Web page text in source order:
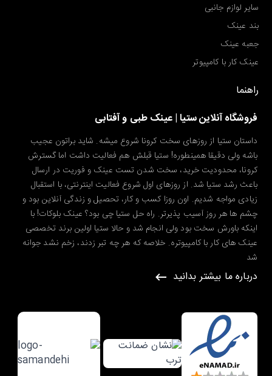
سایر لوازم جانبی
بند عینک
جعبه عینک
عینک کار با کامپیوتر
راهنما
فروشگاه آنلاین ستیا | عینک طبی و آفتابی
داستان ستیا از روزهای سخت کرونا شروع میشه. شاید براتون عجیب
باشه ولی دقیقا همینطوره! ستیا قبلش هم فعالیت داشت اما گسترش
کرونا، محدودیت خرید، سخت شدن تست عینک و فوریت در ارسال
باعث رشد ستیا شد. از روزهای اول شروع فعالیت اینترنتی، با استقبال
زیادی مواجه شدیم. اون روزا کسب و کار، تحصیل و زندگی آنلاین بود و
چشم ها هر روز آسیب پذیرتر. راه حل ستیا چی بود؟ عینک بلوکات! با
اینکه باورش سخت بود ولی انجام شد و حالا ستیا اولین برند تخصصی
عینک های کار با کامپیوتره. خلاصه که هر چه تبر زدند، زخم نشد جوانه
شد
درباره ما بیشتر بدانید